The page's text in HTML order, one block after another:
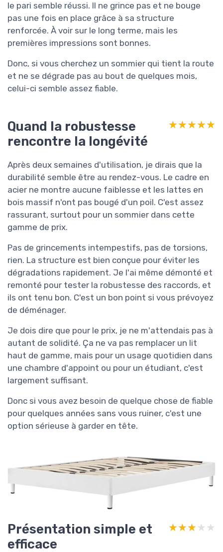
le pari semble réussi. Il ne grince pas et ne bouge
pas une fois en place grâce à sa structure
renforcée. À voir sur le long terme, mais les
premières impressions sont bonnes.
Donc, si vous cherchez un sommier qui tient la route
et ne se dégrade pas au bout de quelques mois,
celui-ci semble assez fiable.
Quand la robustesse
rencontre la longévité
★★★★★
★★★★★
Après deux semaines d'utilisation, je dirais que la
durabilité semble être au rendez-vous. Le cadre en
acier ne montre aucune faiblesse et les lattes en
bois massif n'ont pas bougé d'un poil. C'est assez
rassurant, surtout pour un sommier dans cette
gamme de prix.
Pas de grincements intempestifs, pas de torsions,
rien. La structure est bien conçue pour éviter les
dégradations rapidement. Je l'ai même démonté et
remonté pour tester la robustesse des raccords, et
ils ont tenu bon. C'est un bon point si vous prévoyez
de déménager.
Je dois dire que pour le prix, je ne m'attendais pas à
autant de solidité. Ça ne va pas remplacer un lit
haut de gamme, mais pour un usage quotidien dans
une chambre d'appoint ou pour un étudiant, c'est
largement suffisant.
Donc si vous avez besoin de quelque chose de fiable
pour quelques années sans vous ruiner, c'est une
option sérieuse à garder en tête.
Présentation simple et
efficace
★★★★★
★★★★★